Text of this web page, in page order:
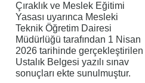
Çıraklık ve Meslek Eğitimi
Yasası uyarınca Mesleki
Teknik Öğretim Dairesi
Müdürlüğü tarafından 1 Nisan
2026 tarihinde gerçekleştirilen
Ustalık Belgesi yazılı sınav
sonuçları ekte sunulmuştur.